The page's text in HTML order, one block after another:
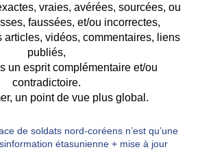
vraies, avérées, sourcées, ou
faussées, et/ou incorrectes,
articles, vidéos, commentaires, liens
publiés,
un esprit complémentaire et/ou
contradictoire.
un point de vue plus global.